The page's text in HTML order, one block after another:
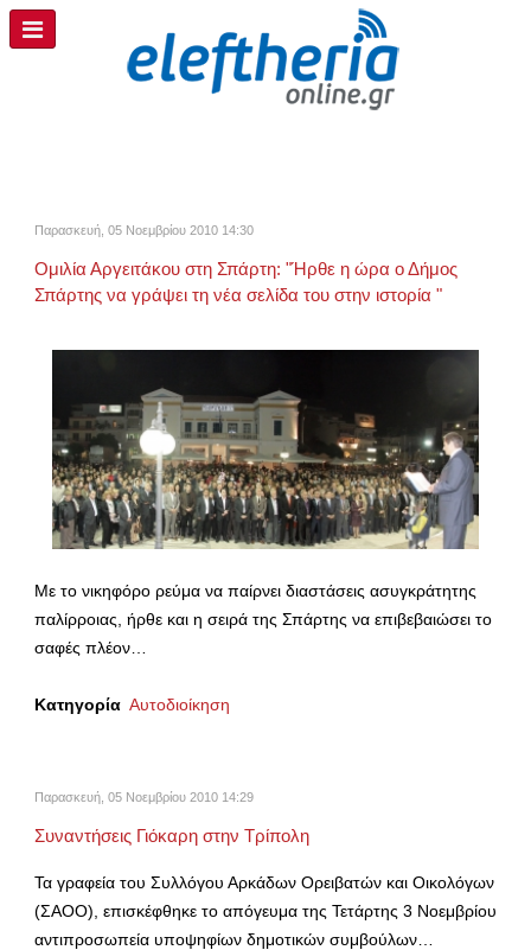
Παρασκευή, 05 Νοεμβρίου 2010 14:30
Ομιλία Αργειτάκου στη Σπάρτη: "Ήρθε η ώρα ο Δήμος
Σπάρτης να γράψει τη νέα σελίδα του στην ιστορία "
Με το νικηφόρο ρεύμα να παίρνει διαστάσεις ασυγκράτητης
παλίρροιας, ήρθε και η σειρά της Σπάρτης να επιβεβαιώσει το
σαφές πλέον…
Κατηγορία Αυτοδιοίκηση
Παρασκευή, 05 Νοεμβρίου 2010 14:29
Συναντήσεις Γιόκαρη στην Τρίπολη
Τα γραφεία του Συλλόγου Αρκάδων Ορειβατών και Οικολόγων
(ΣΑΟΟ), επισκέφθηκε το απόγευμα της Τετάρτης 3 Νοεμβρίου
αντιπροσωπεία υποψηφίων δημοτικών συμβούλων…